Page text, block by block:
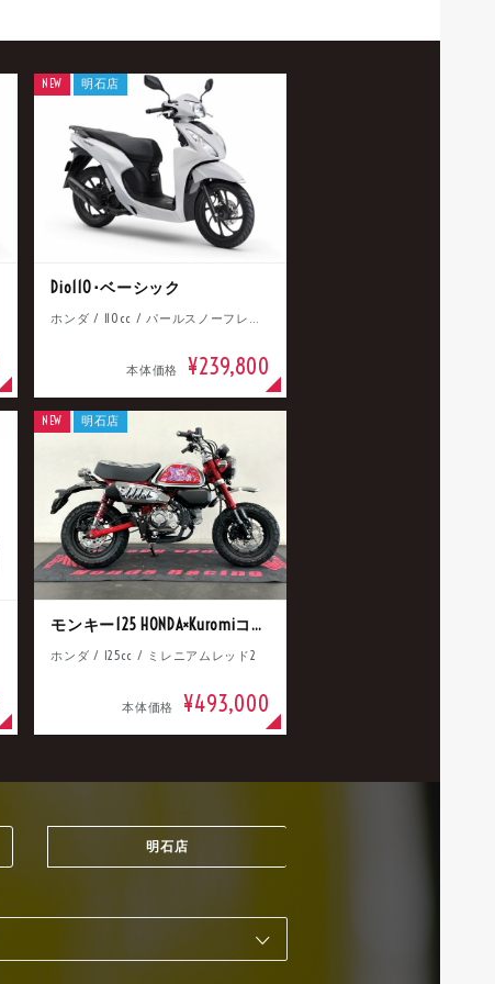
Dio110･ベーシック
ホンダ / 110cc / パールスノーフレークホワイト
本体価格 ¥239,800
NEW 明石店
モンキー125 HONDA×Kuromiコラボ
ホンダ / 125cc / ミレニアムレッド2
本体価格 ¥493,000
NEW 明石店
明石店